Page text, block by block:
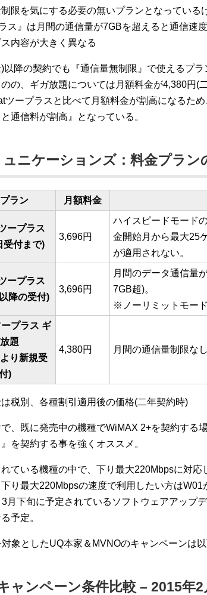
限を気にする必要の無いプランとなっている
ス』は月間の通信量が7GBを超えると通信速
内容が大きく異なる
以降の契約でも『通信量無制限』で使えるプ
の、ギガ放題については月額料金が4,380円(
ツープラスと比べて月額料金が割高になるた
通信料が割高』となっている。
ニケーションズ：料金プラン
ラン 月額料金
ープラス
受付まで)
3,696円
ハイスピードモード
金開始月から最大25
が適用されない。
ープラス
降の受付)
3,696円
月間のデータ通信量
7GB超)。
※ノーリミットモー
プラス ギ
題
り新規受
)
4,380円 月間の通信量制限な
税別、各種割引適用後の価格(二年契約時)
、既に発売中の機種でWiMAX 2+を契約する
を契約する事を強くオススメ。
ている機種の中で、下り最大220Mbpsに対応
り最大220Mbpsの速度で利用したい方はW01
月下旬に予定されているソフトウェアアップ
予定。
対象としたUQ本家＆MVNOのキャンペーンは以
ャンペーン条件比較 – 2015年2